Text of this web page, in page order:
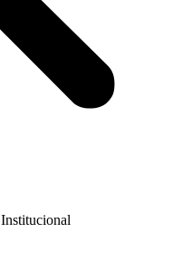
Institucional